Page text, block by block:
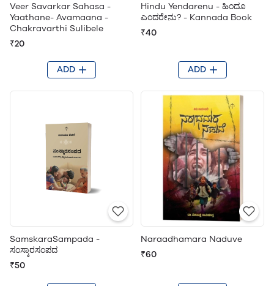
Veer Savarkar Sahasa -
Yaathane- Avamaana -
Chakravarthi Sulibele
₹20
ADD
Hindu Yendarenu - ಹಿಂದೂ
ಎಂದರೇನು? - Kannada Book
₹40
ADD
SamskaraSampada -
ಸಂಸ್ಕಾರಸಂಪದ
₹50
Naraadhamara Naduve
₹60